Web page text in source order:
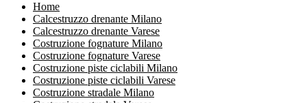
Home
Calcestruzzo drenante Milano
Calcestruzzo drenante Varese
Costruzione fognature Milano
Costruzione fognature Varese
Costruzione piste ciclabili Milano
Costruzione piste ciclabili Varese
Costruzione stradale Milano